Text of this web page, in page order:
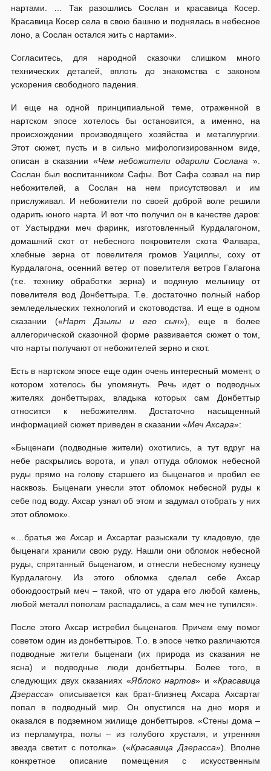
нартами. … Так разошлись Сослан и красавица Косер.
Красавица Косер села в свою башню и поднялась в небесное
лоно, а Сослан остался жить с нартами».
Согласитесь, для народной сказочки слишком много
технических деталей, вплоть до знакомства с законом
ускорения свободного падения.
И еще на одной принципиальной теме, отраженной в
нартском эпосе хотелось бы остановится, а именно, на
происхождении производящего хозяйства и металлургии.
Этот сюжет, пусть и в сильно мифологизированном виде,
описан в сказании «Чем небожители одарили Сослана».
Сослан был воспитанником Сафы. Вот Сафа созвал на пир
небожителей, а Сослан на нем присутствовал и им
прислуживал. И небожители по своей доброй воле решили
одарить юного нарта. И вот что получил он в качестве даров:
от Уастырджи меч фаринк, изготовленный Курдалагоном,
домашний скот от небесного покровителя скота Фалвара,
хлебные зерна от повелителя громов Уациллы, соху от
Курдалагона, осенний ветер от повелителя ветров Галагона
(т.е. технику обработки зерна) и водяную мельницу от
повелителя вод Донбеттыра. Т.е. достаточно полный набор
земледельческих технологий и скотоводства. И еще в одном
сказании («Нарт Дзылы и его сын»), еще в более
аллегорической сказочной форме развивается сюжет о том,
что нарты получают от небожителей зерно и скот.
Есть в нартском эпосе еще один очень интересный момент, о
котором хотелось бы упомянуть. Речь идет о подводных
жителях донбеттырах, владыка которых сам Донбеттыр
относится к небожителям. Достаточно насыщенный
информацией сюжет приведен в сказании «Меч Ахсара»:
«Быценаги (подводные жители) охотились, а тут вдруг на
небе раскрылись ворота, и упал оттуда обломок небесной
руды прямо на голову старшего из быценагов и пробил ее
насквозь. Быценаги унесли этот обломок небесной руды к
себе под воду. Ахсар узнал об этом и задумал отобрать у них
этот обломок».
«…братья же Ахсар и Ахсартаг разыскали ту кладовую, где
быценаги хранили свою руду. Нашли они обломок небесной
руды, спрятанный быценагом, и отнесли небесному кузнецу
Курдалагону. Из этого обломка сделал себе Ахсар
обоюдоострый меч – такой, что от удара его любой камень,
любой металл пополам распадались, а сам меч не тупился».
После этого Ахсар истребил быценагов. Причем ему помог
советом один из донбеттыров. Т.о. в эпосе четко различаются
подводные жители быценаги (их природа из сказания не
ясна) и подводные люди донбеттыры. Более того, в
следующих двух сказаниях «Яблоко нартов» и «Красавица
Дзерасса» описывается как брат-близнец Ахсара Ахсартаг
попал в подводный мир. Он опустился на дно моря и
оказался в подземном жилище донбеттыров. «Стены дома –
из перламутра, полы – из голубого хрусталя, и утренняя
звезда светит с потолка». («Красавица Дзерасса»). Вполне
конкретное описание помещения с искусственным